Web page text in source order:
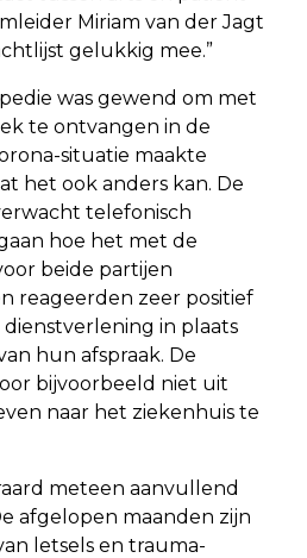
Miriam van der Jagt
gelukkig mee.”
was gewend om met
te ontvangen in de
situatie maakte
het ook anders kan. De
telefonisch
hoe het met de
beide partijen
reageerden zeer positief
in plaats
hun afspraak. De
bijvoorbeeld niet uit
naar het ziekenhuis te
meteen aanvullend
afgelopen maanden zijn
letsels en trauma-